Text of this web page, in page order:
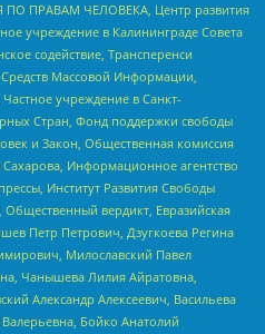
ПО ПРАВАМ ЧЕЛОВЕКА, Центр развития
учреждение в Калининграде Совета
содействие, Трансперенси
Массовой Информации,
учреждение в Санкт-
Стран, Фонд поддержки свободы
и Закон, Общественная комиссия
Информационное агентство
Институт Развития Свободы
вердикт, Евразийская
Петр Петрович, Дзугкоева Регина
Милославский Павел
Чанышева Лилия Айратовна,
Александр Алексеевич, Васильева
Бойко Анатолий